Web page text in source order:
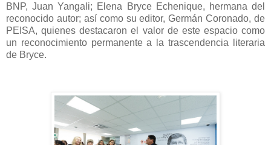
BNP, Juan Yangali; Elena Bryce Echenique, hermana del
reconocido autor; así como su editor, Germán Coronado, de
PEISA, quienes destacaron el valor de este espacio como
un reconocimiento permanente a la trascendencia literaria
de Bryce.